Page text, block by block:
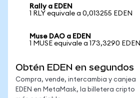
Rally a EDEN
1 RLY equivale a 0,013255 EDEN
Muse DAO a EDEN
1 MUSE equivale a 173,3290 EDEN
Obtén EDEN en segundos
Compra, vende, intercambia y canjea
EDEN en MetaMask, la billetera cripto